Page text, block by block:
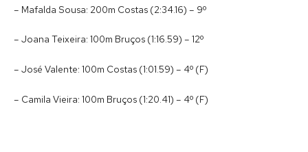
– Mafalda Sousa: 200m Costas (2:34.16) – 9º
– Joana Teixeira: 100m Bruços (1:16.59) – 12º
– José Valente: 100m Costas (1:01.59) – 4º (F)
– Camila Vieira: 100m Bruços (1:20.41) – 4º (F)